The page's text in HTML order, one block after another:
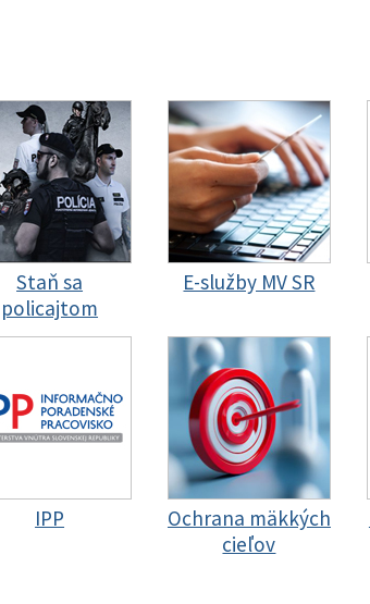
Staň sa
policajtom
E-služby MV SR
IPP
Ochrana mäkkých
cieľov